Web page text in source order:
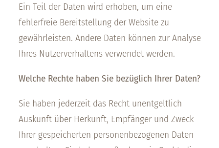
Ein Teil der Daten wird erhoben, um eine
fehlerfreie Bereitstellung der Website zu
gewährleisten. Andere Daten können zur Analyse
Ihres Nutzerverhaltens verwendet werden.
Welche Rechte haben Sie bezüglich Ihrer Daten?
Sie haben jederzeit das Recht unentgeltlich
Auskunft über Herkunft, Empfänger und Zweck
Ihrer gespeicherten personenbezogenen Daten